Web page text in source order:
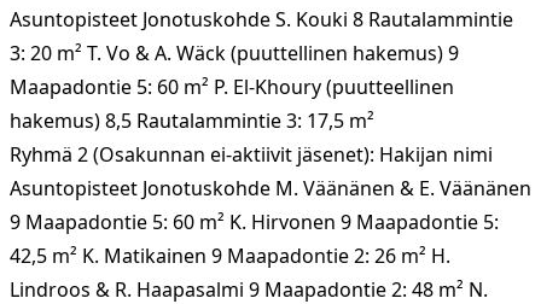
Asuntopisteet Jonotuskohde S. Kouki 8 Rautalammintie
3: 20 m² T. Vo & A. Wäck (puuttellinen hakemus) 9
Maapadontie 5: 60 m² P. El-Khoury (puutteellinen
hakemus) 8,5 Rautalammintie 3: 17,5 m²
Ryhmä 2 (Osakunnan ei-aktiivit jäsenet): Hakijan nimi
Asuntopisteet Jonotuskohde M. Väänänen & E. Väänänen
9 Maapadontie 5: 60 m² K. Hirvonen 9 Maapadontie 5:
42,5 m² K. Matikainen 9 Maapadontie 2: 26 m² H.
Lindroos & R. Haapasalmi 9 Maapadontie 2: 48 m² N.